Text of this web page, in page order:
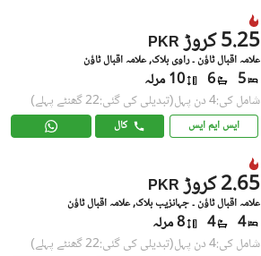
PKR 5.25 کروڑ
علامہ اقبال ٹاؤن ۔ راوی بلاک, علامہ اقبال ٹاؤن
5
6 10 مرلہ
شامل کی:4 دن پہل (تبدیلی کی گئی:22 گھنٹے پہلے)
ایس ایم ایس کال
PKR 2.65 کروڑ
علامہ اقبال ٹاؤن ۔ جہانزیب بلاک, علامہ اقبال ٹاؤن
4
4 8 مرلہ
شامل کی:4 دن پہل (تبدیلی کی گئی:22 گھنٹے پہلے)